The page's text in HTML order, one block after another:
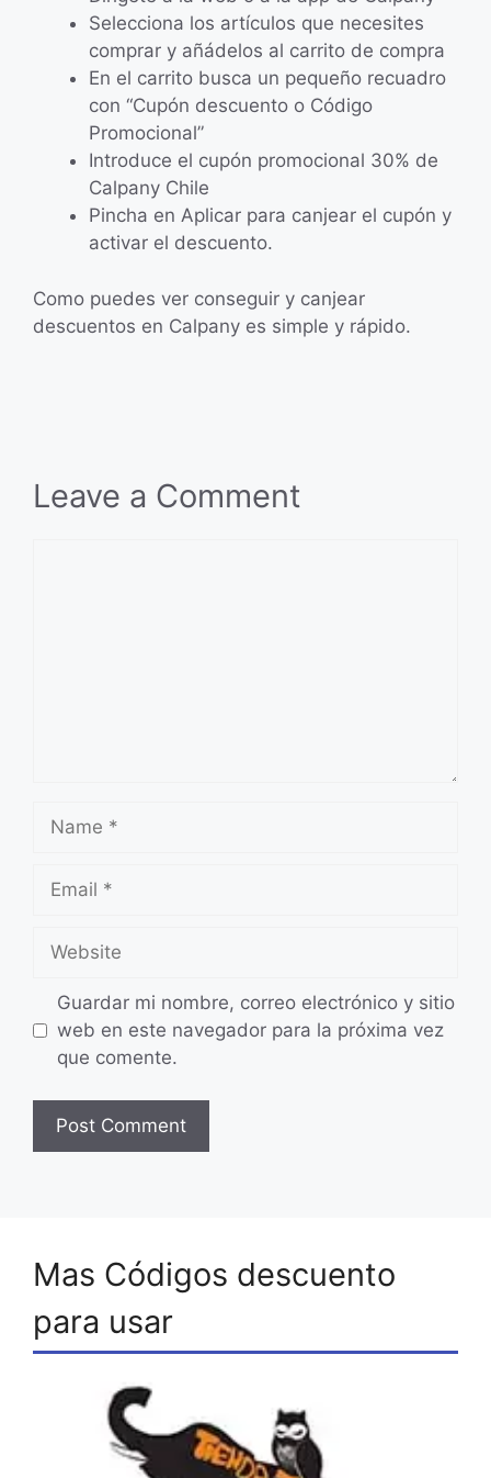
Selecciona los artículos que necesites
comprar y añádelos al carrito de compra
En el carrito busca un pequeño recuadro
con “Cupón descuento o Código
Promocional”
Introduce el cupón promocional 30% de
Calpany Chile
Pincha en Aplicar para canjear el cupón y
activar el descuento.
Como puedes ver conseguir y canjear
descuentos en Calpany es simple y rápido.
Leave a Comment
Name
Email
Website
Guardar mi nombre, correo electrónico y sitio
web en este navegador para la próxima vez
que comente.
Mas Códigos descuento
para usar